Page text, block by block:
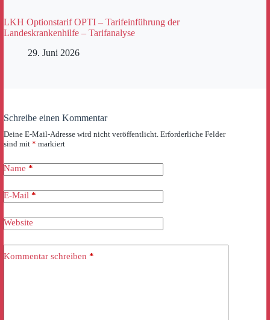
LKH Optionstarif OPTI – Tarifeinführung der
Landeskrankenhilfe – Tarifanalyse
29. Juni 2026
Schreibe einen Kommentar
Deine E-Mail-Adresse wird nicht veröffentlicht. Erforderliche Felder
sind mit * markiert
Name *
E-Mail *
Website
Kommentar schreiben *